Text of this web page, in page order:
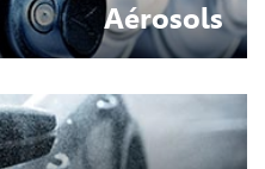
Aérosols